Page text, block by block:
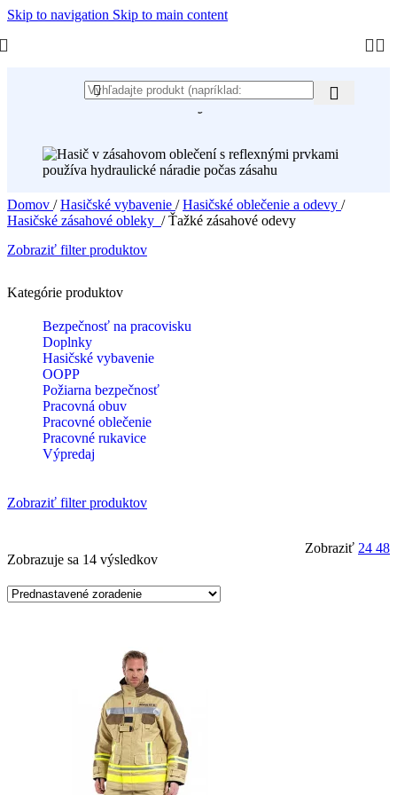
Skip to navigation Skip to main content
Ťažké zásahové odevy
Domov / Hasičské vybavenie / Hasičské oblečenie a odevy /
Hasičské zásahové obleky / Ťažké zásahové odevy
Zobraziť filter produktov
Kategórie produktov
Bezpečnosť na pracovisku
Doplnky
Hasičské vybavenie
OOPP
Požiarna bezpečnosť
Pracovná obuv
Pracovné oblečenie
Pracovné rukavice
Výpredaj
Zobraziť filter produktov
Zobrazuje sa 14 výsledkov
Zobraziť 24 48